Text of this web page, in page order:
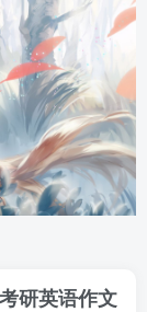
研英语作文